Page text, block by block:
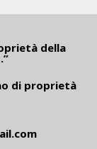
della
di proprietà